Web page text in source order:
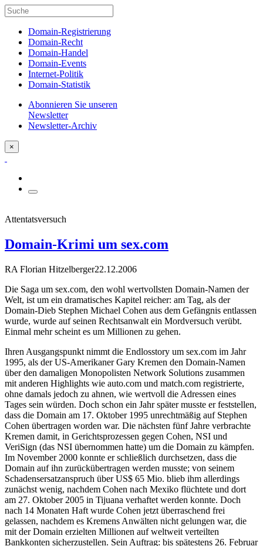
Domain-Registrierung
Domain-Recht
Domain-Handel
Domain-Events
Internet-Politik
Domain-Statistik
Abonnieren Sie unseren
Newsletter
Newsletter-Archiv
×
Attentatsversuch
Domain-Krimi um sex.com
RA Florian Hitzelberger22.12.2006
Die Saga um sex.com, den wohl wertvollsten Domain-Namen der
Welt, ist um ein dramatisches Kapitel reicher: am Tag, als der
Domain-Dieb Stephen Michael Cohen aus dem Gefängnis entlassen
wurde, wurde auf seinen Rechtsanwalt ein Mordversuch verübt.
Einmal mehr scheint es um Millionen zu gehen.
Ihren Ausgangspunkt nimmt die Endlosstory um sex.com im Jahr
1995, als der US-Amerikaner Gary Kremen den Domain-Namen
über den damaligen Monopolisten Network Solutions zusammen
mit anderen Highlights wie auto.com und match.com registrierte,
ohne damals jedoch zu ahnen, wie wertvoll die Adressen eines
Tages sein würden. Doch schon ein Jahr später musste er feststellen,
dass die Domain am 17. Oktober 1995 unrechtmäßig auf Stephen
Cohen übertragen worden war. Die nächsten fünf Jahre verbrachte
Kremen damit, in Gerichtsprozessen gegen Cohen, NSI und
VeriSign (das NSI übernommen hatte) um die Domain zu kämpfen.
Im November 2000 konnte er schließlich durchsetzen, dass die
Domain auf ihn zurückübertragen werden musste; von seinem
Schadensersatzanspruch über US$ 65 Mio. blieb ihm allerdings
zunächst wenig, nachdem Cohen nach Mexiko flüchtete und dort
am 27. Oktober 2005 in Tijuana verhaftet werden konnte. Doch
nach 14 Monaten Haft wurde Cohen jetzt überraschend frei
gelassen, nachdem es Kremens Anwälten nicht gelungen war, die
mit der Domain erzielten Millionen auf weltweit verteilten
Bankkonten sicherzustellen. Sein Auftrag: bis spätestens 26. Februar